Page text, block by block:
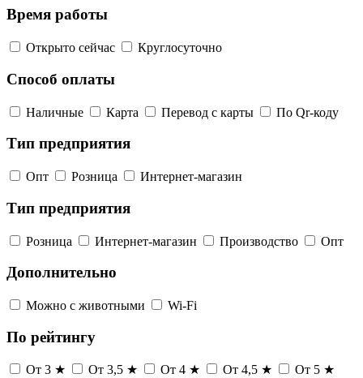
Время работы
Открыто сейчас Круглосуточно
Способ оплаты
Наличные Карта Перевод с карты По Qr-коду
Тип предприятия
Опт Розница Интернет-магазин
Тип предприятия
Розница Интернет-магазин Производство Опт
Дополнительно
Можно с животными Wi-Fi
По рейтингу
От 3 ★ От 3,5 ★ От 4 ★ От 4,5 ★ От 5 ★